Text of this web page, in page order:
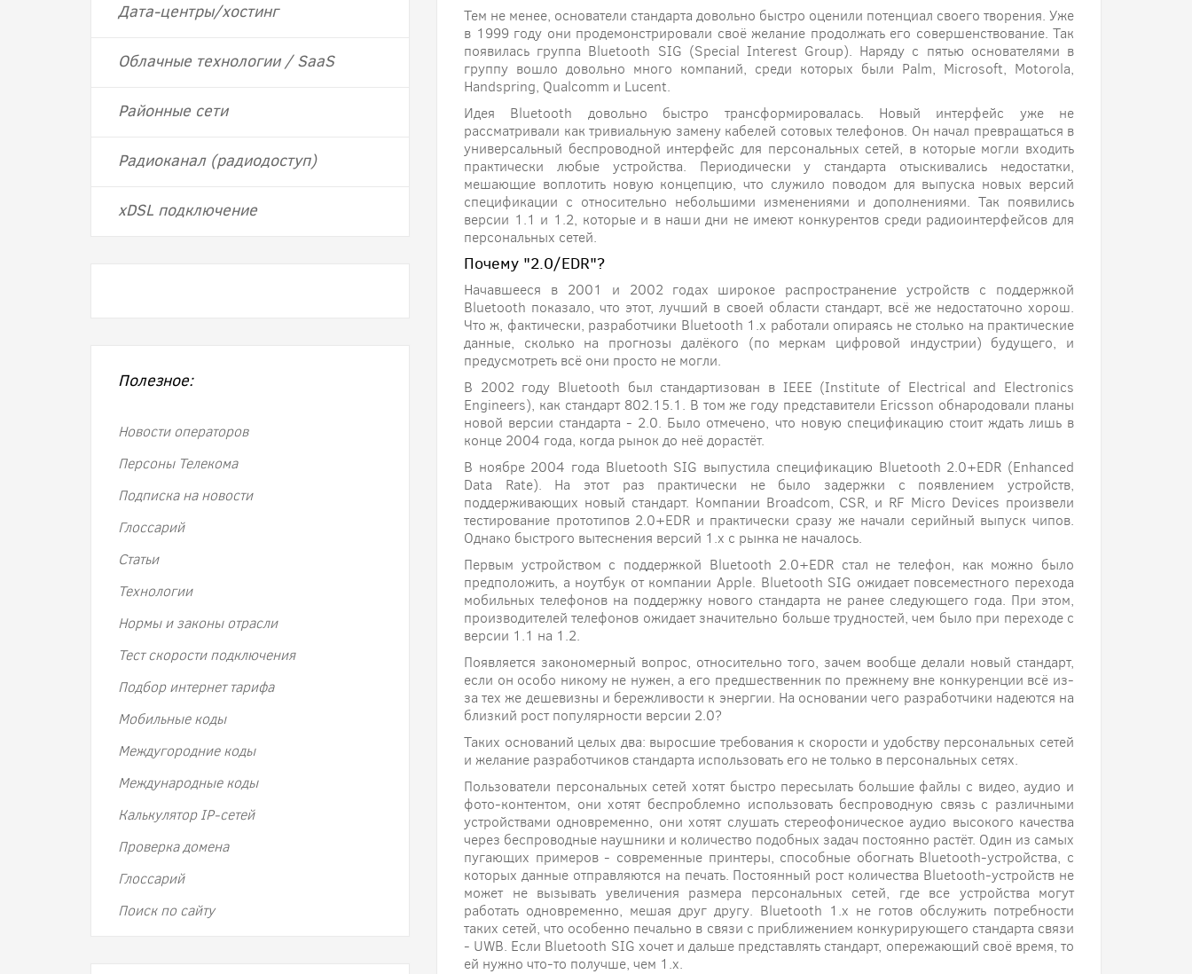
Тем не менее, основатели стандарта довольно быстро оценили потенциал своего творения. Уже
в 1999 году они продемонстрировали своё желание продолжать его совершенствование. Так
появилась группа Bluetooth SIG (Special Interest Group). Наряду с пятью основателями в
группу вошло довольно много компаний, среди которых были Palm, Microsoft, Motorola,
Handspring, Qualcomm и Lucent.
Идея Bluetooth довольно быстро трансформировалась. Новый интерфейс уже не
рассматривали как тривиальную замену кабелей сотовых телефонов. Он начал превращаться в
универсальный беспроводной интерфейс для персональных сетей, в которые могли входить
практически любые устройства. Периодически у стандарта отыскивались недостатки,
мешающие воплотить новую концепцию, что служило поводом для выпуска новых версий
спецификации с относительно небольшими изменениями и дополнениями. Так появились
версии 1.1 и 1.2, которые и в наши дни не имеют конкурентов среди радиоинтерфейсов для
персональных сетей.
Почему "2.0/EDR"?
Начавшееся в 2001 и 2002 годах широкое распространение устройств с поддержкой
Bluetooth показало, что этот, лучший в своей области стандарт, всё же недостаточно хорош.
Что ж, фактически, разработчики Bluetooth 1.x работали опираясь не столько на практические
данные, сколько на прогнозы далёкого (по меркам цифровой индустрии) будущего, и
предусмотреть всё они просто не могли.
В 2002 году Bluetooth был стандартизован в IEEE (Institute of Electrical and Electronics
Engineers), как стандарт 802.15.1. В том же году представители Ericsson обнародовали планы
новой версии стандарта - 2.0. Было отмечено, что новую спецификацию стоит ждать лишь в
конце 2004 года, когда рынок до неё дорастёт.
В ноябре 2004 года Bluetooth SIG выпустила спецификацию Bluetooth 2.0+EDR (Enhanced
Data Rate). На этот раз практически не было задержки с появлением устройств,
поддерживающих новый стандарт. Компании Broadcom, CSR, и RF Micro Devices произвели
тестирование прототипов 2.0+EDR и практически сразу же начали серийный выпуск чипов.
Однако быстрого вытеснения версий 1.х с рынка не началось.
Первым устройством с поддержкой Bluetooth 2.0+EDR стал не телефон, как можно было
предположить, а ноутбук от компании Apple. Bluetooth SIG ожидает повсеместного перехода
мобильных телефонов на поддержку нового стандарта не ранее следующего года. При этом,
производителей телефонов ожидает значительно больше трудностей, чем было при переходе с
версии 1.1 на 1.2.
Появляется закономерный вопрос, относительно того, зачем вообще делали новый стандарт,
если он особо никому не нужен, а его предшественник по прежнему вне конкуренции всё из-
за тех же дешевизны и бережливости к энергии. На основании чего разработчики надеются на
близкий рост популярности версии 2.0?
Таких оснований целых два: выросшие требования к скорости и удобству персональных сетей
и желание разработчиков стандарта использовать его не только в персональных сетях.
Пользователи персональных сетей хотят быстро пересылать большие файлы с видео, аудио и
фото-контентом, они хотят беспроблемно использовать беспроводную связь с различными
устройствами одновременно, они хотят слушать стереофоническое аудио высокого качества
через беспроводные наушники и количество подобных задач постоянно растёт. Один из самых
пугающих примеров - современные принтеры, способные обогнать Bluetooth-устройства, с
которых данные отправляются на печать. Постоянный рост количества Bluetooth-устройств не
может не вызывать увеличения размера персональных сетей, где все устройства могут
работать одновременно, мешая друг другу. Bluetooth 1.х не готов обслужить потребности
таких сетей, что особенно печально в связи с приближением конкурирующего стандарта связи
- UWB. Если Bluetooth SIG хочет и дальше представлять стандарт, опережающий своё время, то
ей нужно что-то получше, чем 1.х.
Дата-центры/хостинг
Облачные технологии / SaaS
Районные сети
Радиоканал (радиодоступ)
хDSL подключение
Полезное:
Новости операторов
Персоны Телекома
Подписка на новости
Глоссарий
Статьи
Технологии
Нормы и законы отрасли
Тест скорости подключения
Подбор интернет тарифа
Мобильные коды
Междугородние коды
Международные коды
Калькулятор IP-сетей
Проверка домена
Глоссарий
Поиск по сайту